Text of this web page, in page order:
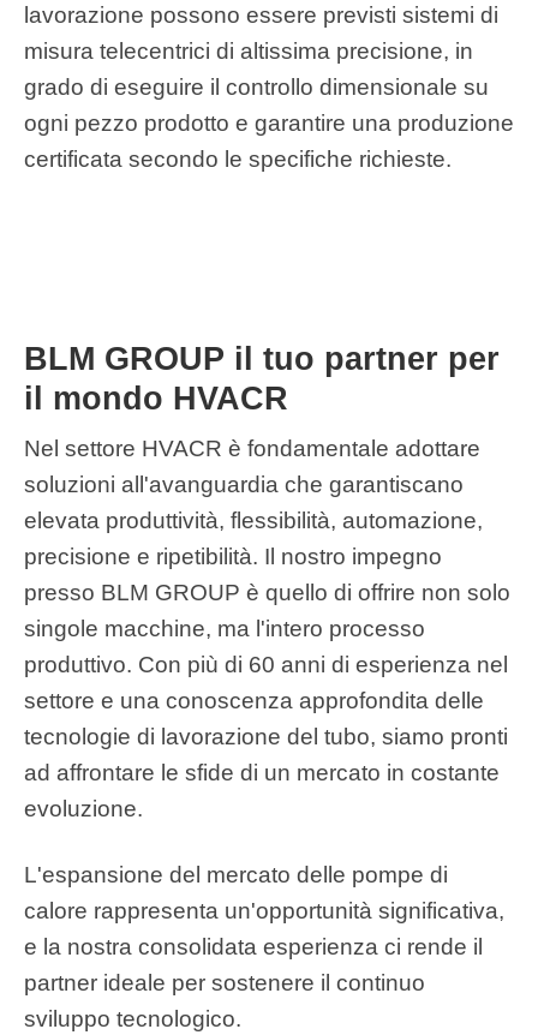
lavorazione possono essere previsti sistemi di
misura telecentrici di altissima precisione, in
grado di eseguire il controllo dimensionale su
ogni pezzo prodotto e garantire una produzione
certificata secondo le specifiche richieste.
BLM GROUP il tuo partner per
il mondo HVACR
Nel settore HVACR è fondamentale adottare
soluzioni all'avanguardia che garantiscano
elevata produttività, flessibilità, automazione,
precisione e ripetibilità. Il nostro impegno
presso BLM GROUP è quello di offrire non solo
singole macchine, ma l'intero processo
produttivo. Con più di 60 anni di esperienza nel
settore e una conoscenza approfondita delle
tecnologie di lavorazione del tubo, siamo pronti
ad affrontare le sfide di un mercato in costante
evoluzione.
L'espansione del mercato delle pompe di
calore rappresenta un'opportunità significativa,
e la nostra consolidata esperienza ci rende il
partner ideale per sostenere il continuo
sviluppo tecnologico.